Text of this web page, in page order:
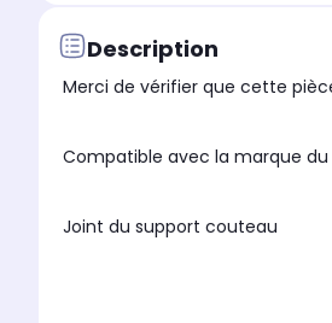
Description
Merci de vérifier que cette
Joint du support couteau